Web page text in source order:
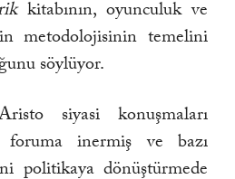
kitabının, oyunculuk ve
metodolojisinin temelini
söylüyor.
siyasi konuşmaları
foruma inermiş ve bazı
politikaya dönüştürmede